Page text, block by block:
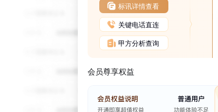
标讯详情查看
关键电话直连
甲方分析查询
会员尊享权益